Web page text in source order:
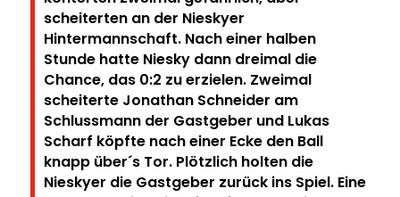
scheiterten an der Nieskyer
Hintermannschaft. Nach einer halben
Stunde hatte Niesky dann dreimal die
Chance, das 0:2 zu erzielen. Zweimal
scheiterte Jonathan Schneider am
Schlussmann der Gastgeber und Lukas
Scharf köpfte nach einer Ecke den Ball
knapp über´s Tor. Plötzlich holten die
Nieskyer die Gastgeber zurück ins Spiel. Eine